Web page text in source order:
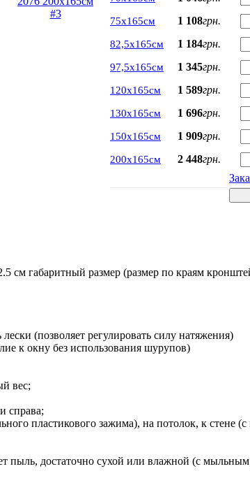
75х165см 1 108грн.
82,5х165см 1 184грн.
97,5х165см 1 345грн.
120х165см 1 589грн.
130х165см 1 696грн.
150х165см 1 909грн.
200х165см 2 448грн.
см габаритный размер (размер по краям
(позволяет регулировать силу натяжения)
к окну без использования шурупов)
вес;
справа;
пластикового зажима), на потолок, к стене
пыль, достаточно сухой или влажной (с